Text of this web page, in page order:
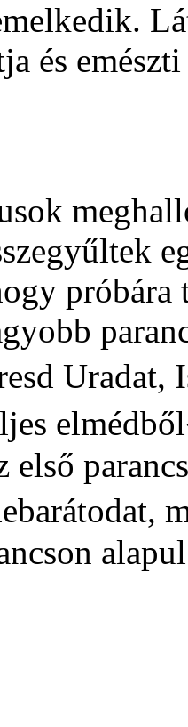
és
próbára
Uradat,
első